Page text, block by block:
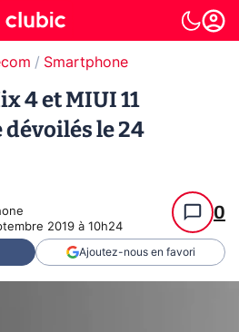
Smartphone
4 et MIUI 11
le 24
2019 à 10h24
0
Ajoutez-nous en favori